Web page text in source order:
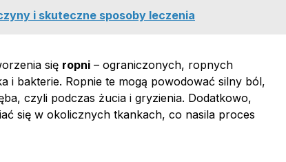
i skuteczne sposoby leczenia
się ropni – ograniczonych, ropnych
i bakterie. Ropnie te mogą powodować silny ból,
czyli podczas żucia i gryzienia. Dodatkowo,
się w okolicznych tkankach, co nasila proces